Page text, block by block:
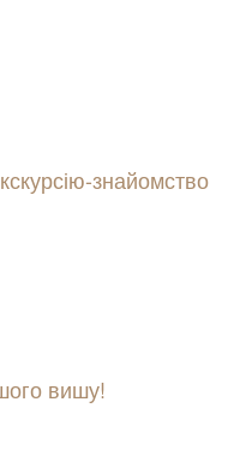
знайомство
вишу!